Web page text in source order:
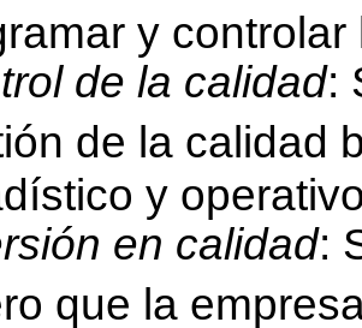
y
de la calidad:
de la calidad
y
en calidad:
que la